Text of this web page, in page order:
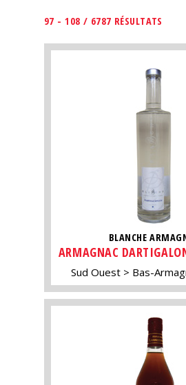
97 - 108 / 6787 RÉSULTATS
BLANCHE
ARMAGNAC
Sud Ouest Bas-